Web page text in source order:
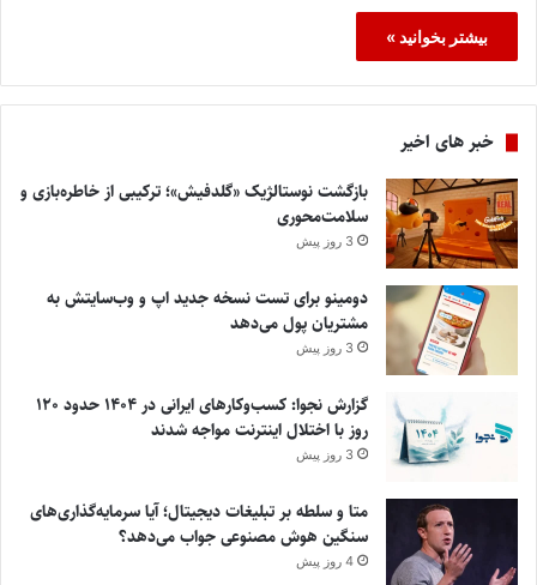
بیشتر بخوانید »
خبر های اخیر
بازگشت نوستالژیک «گلدفیش»؛ ترکیبی از خاطره‌بازی و
سلامت‌محوری
3 روز پیش
دومینو برای تست نسخه جدید اپ و وب‌سایتش به
مشتریان پول می‌دهد
3 روز پیش
گزارش نجوا: کسب‌وکارهای ایرانی در ۱۴۰۴ حدود ۱۲۰
روز با اختلال اینترنت مواجه شدند
3 روز پیش
متا و سلطه بر تبلیغات دیجیتال؛ آیا سرمایه‌گذاری‌های
سنگین هوش مصنوعی جواب می‌دهد؟
4 روز پیش